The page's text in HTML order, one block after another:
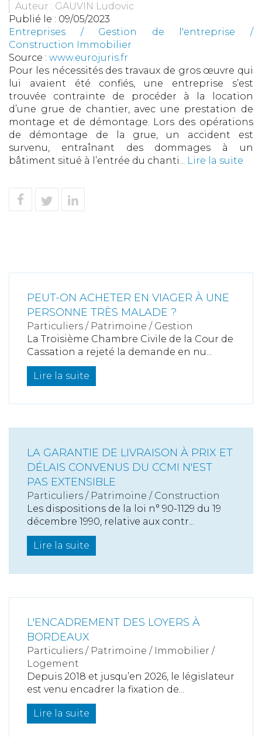
Auteur : GAUVIN Ludovic
Publié le : 09/05/2023
Entreprises / Gestion de l'entreprise /
Construction Immobilier
Source : www.eurojuris.fr
Pour les nécessités des travaux de gros œuvre qui
lui avaient été confiés, une entreprise s’est
trouvée contrainte de procéder à la location
d’une grue de chantier, avec une prestation de
montage et de démontage. Lors des opérations
de démontage de la grue, un accident est
survenu, entraînant des dommages à un
bâtiment situé à l’entrée du chanti... Lire la suite
PEUT-ON ACHETER EN VIAGER À UNE
PERSONNE TRÈS MALADE ?
Particuliers / Patrimoine / Gestion
La Troisième Chambre Civile de la Cour de
Cassation a rejeté la demande en nu...
Lire la suite
LA GARANTIE DE LIVRAISON À PRIX ET
DÉLAIS CONVENUS DU CCMI N'EST
PAS EXTENSIBLE
Particuliers / Patrimoine / Construction
Les dispositions de la loi n° 90-1129 du 19
décembre 1990, relative aux contr...
Lire la suite
L'ENCADREMENT DES LOYERS À
BORDEAUX
Particuliers / Patrimoine / Immobilier /
Logement
Depuis 2018 et jusqu’en 2026, le législateur
est venu encadrer la fixation de...
Lire la suite